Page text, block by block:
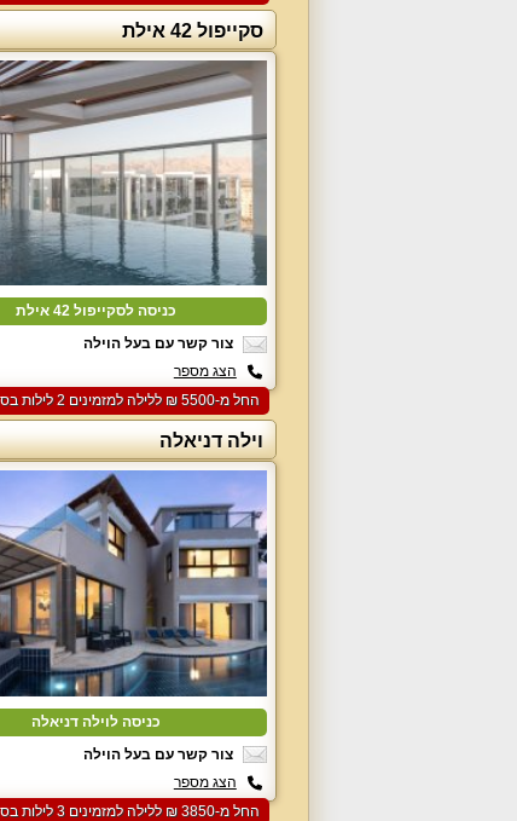
סקייפול 42 אילת
כניסה לסקייפול 42 אילת
צור קשר עם בעל הוילה
הצג מספר
החל מ-‏5500 ₪ ללילה למזמינים 2 לילות בסופ"ש הקרוב
וילה דניאלה
כניסה לוילה דניאלה
צור קשר עם בעל הוילה
הצג מספר
החל מ-‏3850 ₪ ללילה למזמינים 3 לילות בסופ"ש הקרוב